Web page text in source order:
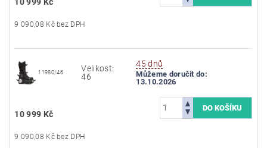
9 090,08 Kč bez DPH
11980/46
Velikost:
46
45 dnů
Můžeme doručit do:
13.10.2026
10 999 Kč
9 090,08 Kč bez DPH